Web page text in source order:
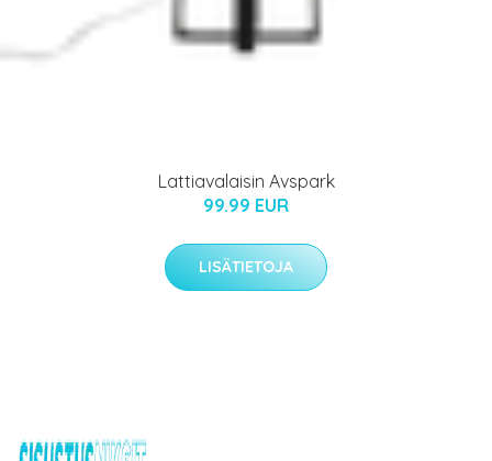
Lattiavalaisin Avspark
99.99 EUR
LISÄTIETOJA